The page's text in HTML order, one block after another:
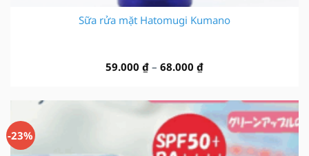
Sữa rửa mặt Hatomugi Kumano
59.000 ₫ – 68.000 ₫Khoảng
từ
59.000 ₫
đến
68.000 ₫
-23%